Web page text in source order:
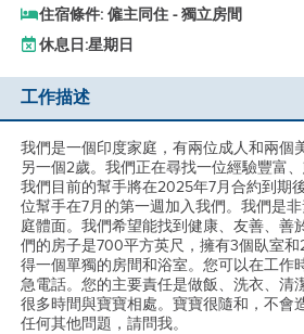
住宿條件: 僱主同住 - 獨立房間
休息日:星期日
工作描述
我們是一個印度家庭，有兩位成人和兩個
另一個2歲。我們正在尋找一位經驗豐富、
我們目前的幫手將在2025年7月合約到期
位幫手在7月的第一週加入我們。我們是
庭體面。我們希望能找到健康、友善、善
們的房子是700平方英尺，擁有3個臥室
得一個單獨的房間和浴室。您可以在工作
急電話。您的主要責任是做飯、洗衣、清
很多時間與寶寶相處。寶寶很隨和，不會
任何其他問題，請問我。